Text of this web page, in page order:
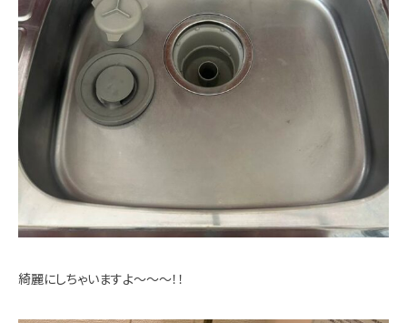
綺麗にしちゃいますよ～～～！！